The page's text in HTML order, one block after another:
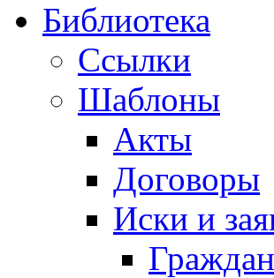
Библиотека
Ссылки
Шаблоны
Акты
Договоры
Иски и